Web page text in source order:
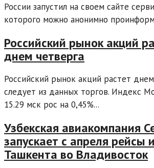
России запустил на своем сайте
которого можно анонимно
Российский рынок акций
днем четверга
Российский рынок акций растет
следует из данных торгов. Индекс
15.29 мск рос на 0,45%...
Узбекская авиакомпания
запускает с апреля рейсы
Ташкента во Владивосток